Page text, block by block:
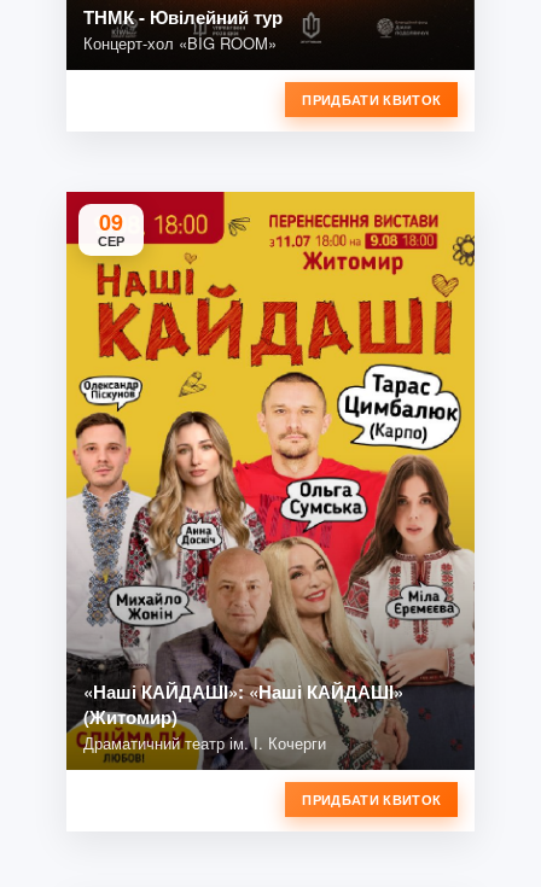
ТНМК - Ювілейний тур
Концерт-хол «BIG ROOM»
ПРИДБАТИ КВИТОК
09
СЕР
«Наші КАЙДАШІ»: «Наші КАЙДАШІ»
(Житомир)
Драматичний театр ім. І. Кочерги
ПРИДБАТИ КВИТОК